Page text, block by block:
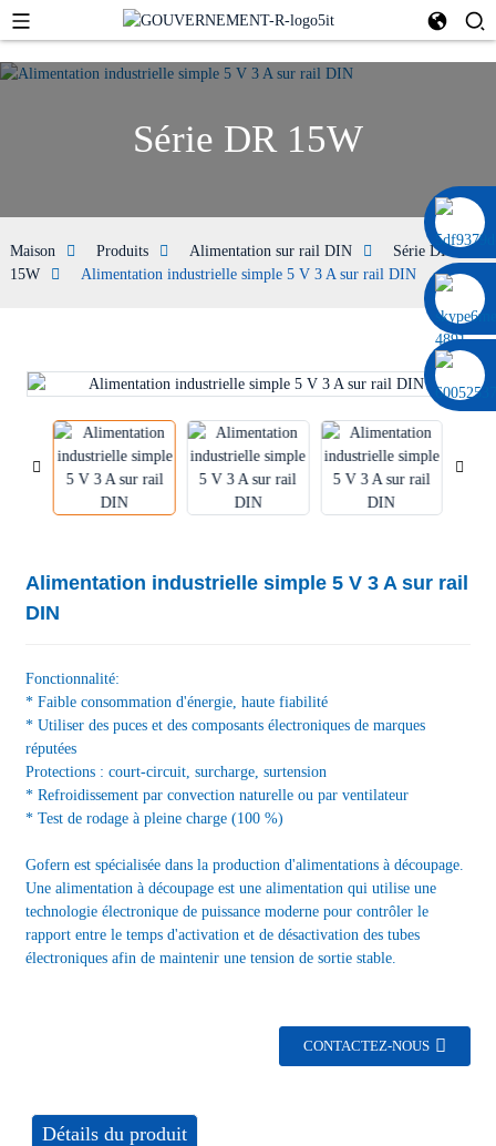
0086 13322920697
Série DR 15W
Maison Produits Alimentation sur rail DIN
Série DR
15W
Alimentation industrielle simple 5 V 3 A sur rail DIN
Alimentation industrielle simple 5 V 3 A sur rail
DIN
Fonctionnalité:
* Faible consommation d'énergie, haute fiabilité
* Utiliser des puces et des composants électroniques de marques
réputées
Protections : court-circuit, surcharge, surtension
* Refroidissement par convection naturelle ou par ventilateur
* Test de rodage à pleine charge (100 %)
Gofern est spécialisée dans la production d'alimentations à découpage.
Une alimentation à découpage est une alimentation qui utilise une
technologie électronique de puissance moderne pour contrôler le
rapport entre le temps d'activation et de désactivation des tubes
électroniques afin de maintenir une tension de sortie stable.
CONTACTEZ-NOUS
Détails du produit